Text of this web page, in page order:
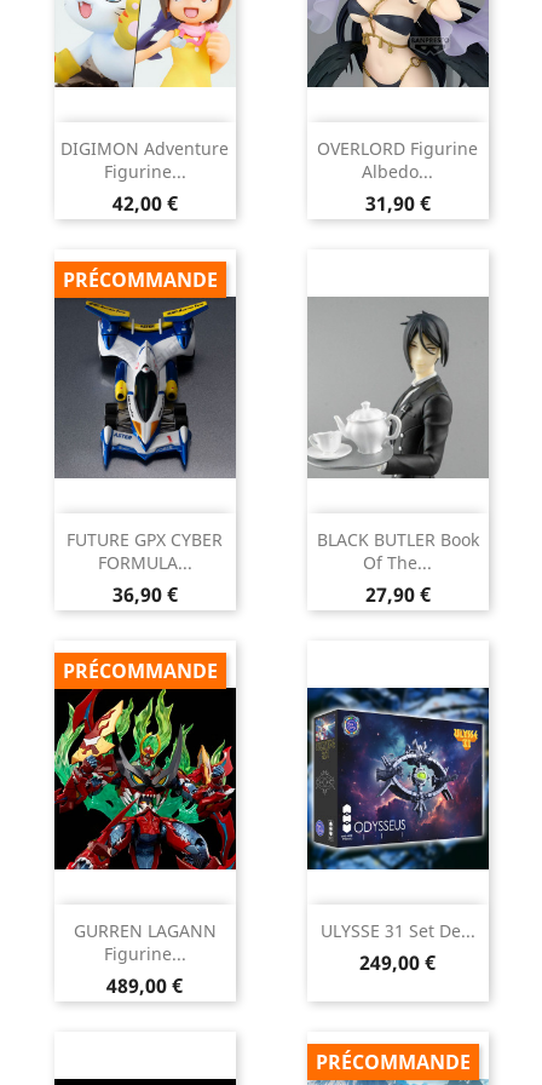
DIGIMON Adventure
Figurine...
Prix
42,00 €
OVERLORD Figurine
Albedo...
Prix
31,90 €
FUTURE GPX CYBER
FORMULA...
Prix
36,90 €
PRÉCOMMANDE
BLACK BUTLER Book
Of The...
Prix
27,90 €
GURREN LAGANN
Figurine...
Prix
489,00 €
PRÉCOMMANDE
ULYSSE 31 Set De...
Prix
249,00 €
PRÉCOMMANDE